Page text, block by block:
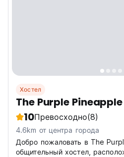
Хостел
The Purple Pineapple
10Превосходно(8)
4.6km от центра города
Добро пожаловать в The
общительный хостел,